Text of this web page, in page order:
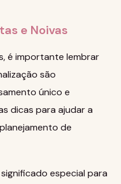
e Noivas
é importante lembrar
são
único e
dicas para ajudar a
de
especial para